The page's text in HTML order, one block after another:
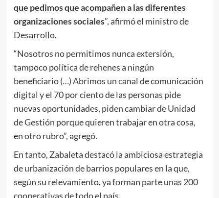
que pedimos que acompañen a las diferentes
organizaciones sociales”, afirmó el ministro de
Desarrollo.
“Nosotros no permitimos nunca extersión,
tampoco política de rehenes a ningún
beneficiario (…) Abrimos un canal de comunicación
digital y el 70 por ciento de las personas pide
nuevas oportunidades, piden cambiar de Unidad
de Gestión porque quieren trabajar en otra cosa,
en otro rubro”, agregó.
En tanto, Zabaleta destacó la ambiciosa estrategia
de urbanización de barrios populares en la que,
según su relevamiento, ya forman parte unas 200
cooperativas de todo el país.